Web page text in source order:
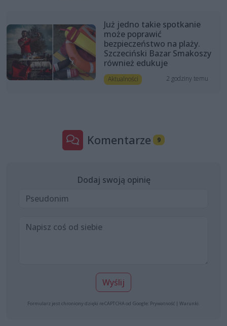
Już jedno takie spotkanie
może poprawić
bezpieczeństwo na plaży.
Szczeciński Bazar Smakoszy
również edukuje
Aktualności 2 godziny temu
Komentarze 9
Dodaj swoją opinię
Wyślij
Formularz jest chroniony dzięki reCAPTCHA od Google: Prywatność | Warunki